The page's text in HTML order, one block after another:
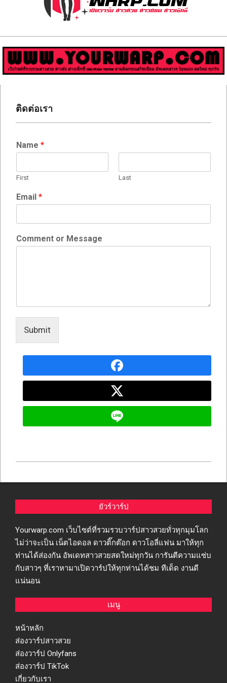
ส่อง
วาร์
ป
สวย
มีชื่อ
เสียง
ดัง
คน
เซ็กซี่
ONLYFANS
Navigation
ติดต่อเรา
Name *
First Last
Email *
Comment or Message
Submit
03-
ยัวร์วาร์ป
Yourwarp.com เว็บไซต์ที่รวมรวบวาร์ปสาวสวยทั่วทุกมุมโลก
ไม่ว่าจะเป็น เน็ตไอดอล ดาวติ๊กต๊อก ดาวโอลี่แฟน มาให้ทุก
ท่านได้ส่องกัน อัพเดทสาวสวยสดใหม่ทุกวัน การันตีความแซ่บ
กับสาวๆ ที่เราหามาเปิดวาร์ปให้ทุกท่านได้ชม ทีเด็ด งานดี
แน่นอน
เมนู
หน้าหลัก
ส่องวาร์ปสาวสวย
ส่องวาร์ป Onlyfans
ส่องวาร์ป TikTok
เกี่ยวกับเรา